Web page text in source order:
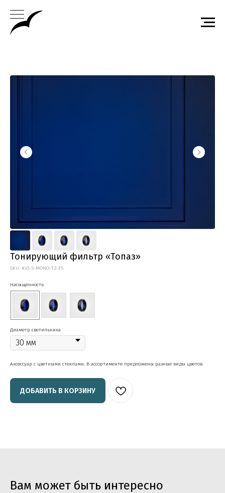
‎Тонирующий фильтр «Топаз»
SKU: AV3-5-MONO-TZ-E5
Насыщенность
Диаметр светильника
Аксессуар с цветными стеклами. В ассортименте предложены разные виды цветов.
ДОБАВИТЬ В КОРЗИНУ
Вам может быть интересно